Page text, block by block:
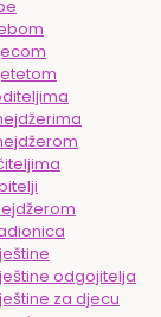
odgojitelja
za djecu